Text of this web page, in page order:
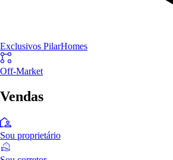
Exclusivos PilarHomes
Off-Market
Vendas
Sou proprietário